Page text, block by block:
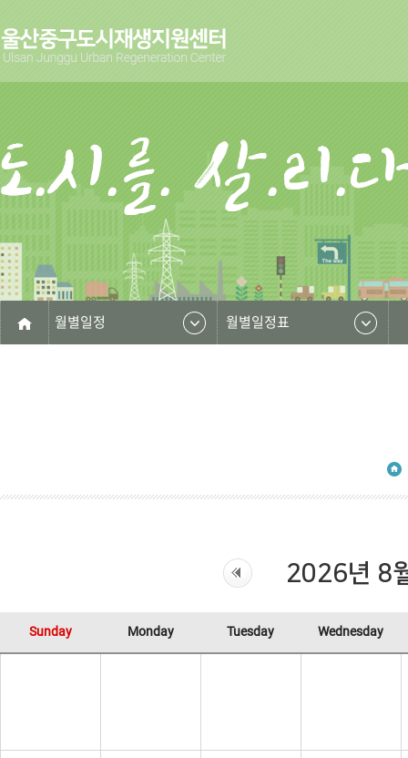
월별일정 월별일정표
2026년 8
Sunday Monday Tuesday Wednesday